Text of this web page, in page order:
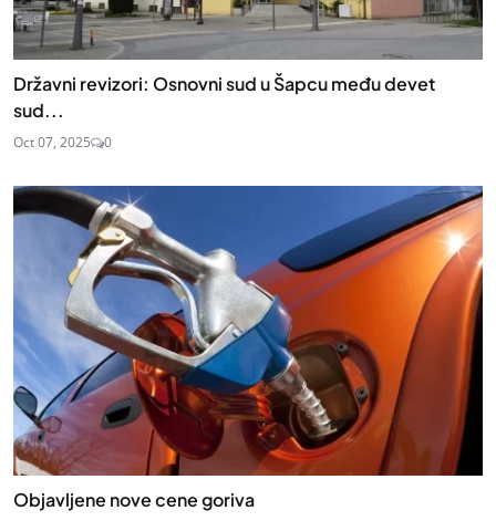
Državni revizori: Osnovni sud u Šapcu među devet
sud...
Oct 07, 2025 0
Objavljene nove cene goriva